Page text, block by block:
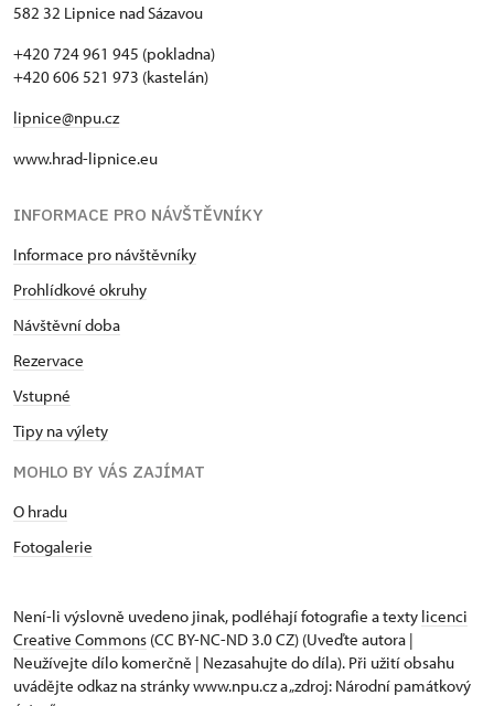
582 32 Lipnice nad Sázavou
+420 724 961 945 (pokladna)
+420 606 521 973 (kastelán)
lipnice@npu.cz
www.hrad-lipnice.eu
INFORMACE PRO NÁVŠTĚVNÍKY
Informace pro návštěvníky
Prohlídkové okruhy
Návštěvní doba
Rezervace
Vstupné
Tipy na výlety
MOHLO BY VÁS ZAJÍMAT
O hradu
Fotogalerie
Není-li výslovně uvedeno jinak, podléhají fotografie a texty licenci
Creative Commons (CC BY-NC-ND 3.0 CZ) (Uveďte autora |
Neužívejte dílo komerčně | Nezasahujte do díla). Při užití obsahu
uvádějte odkaz na stránky www.npu.cz a „zdroj: Národní památkový